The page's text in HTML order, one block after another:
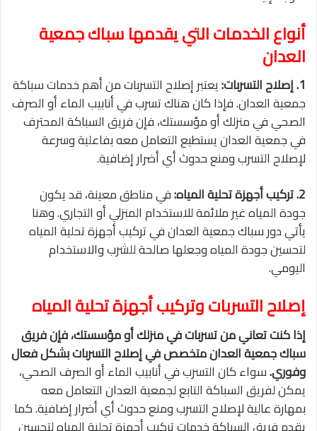
أنواع الخدمات التي يقدمها سباك جمعية
العدان
1. إصلاح التسربات:
يعتبر إصلاح التسربات من أهم خدمات سباكة
جمعية العدان. فإذا كان هناك تسرب في أنابيب الماء أو الصرف
الصحي في منزلك أو مؤسستك، فإن فريق السباكة المحترف
في جمعية العدان يستطيع التعامل معه بفاعلية وسرعة
لإصلاح التسرب ومنع حدوث أي أضرار إضافية.
2. تركيب أجهزة تحلية المياه:
في مناطق معينة، قد يكون
جودة المياه غير ملائمة للاستخدام المنزلي أو التجاري. وهنا
يأتي دور سباك جمعية العدان في تركيب أجهزة تحلية المياه
لتحسين جودة المياه وجعلها صالحة للشرب والاستخدام
اليومي.
إصلاح التسربات وتركيب أجهزة تحلية المياه
إذا كنت تعاني من تسربات في منزلك أو مؤسستك، فإن فريق
سباك جمعية العدان متخصص في إصلاح التسربات بشكل فعال
وفوري.سواء كان التسرب في أنابيب الماء أو الصرف الصحي،
يمكن لفريق السباكة التابع لجمعية العدان التعامل معه
بمهارة عالية لإصلاح التسرب ومنع حدوث أي أضرار إضافية. كما